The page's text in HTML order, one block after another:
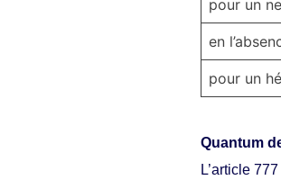
pour un
en
pour un
Quantum
L’article